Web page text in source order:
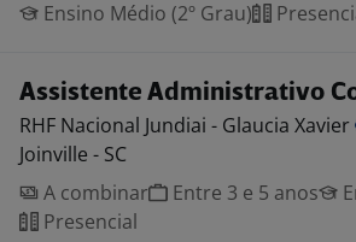
Ensino Médio (2º Grau)
Assistente Administrativo
RHF Nacional Jundiai - Glaucia Xavier
Joinville - SC
A combinar
Entre 3 e 5 anos
Presencial